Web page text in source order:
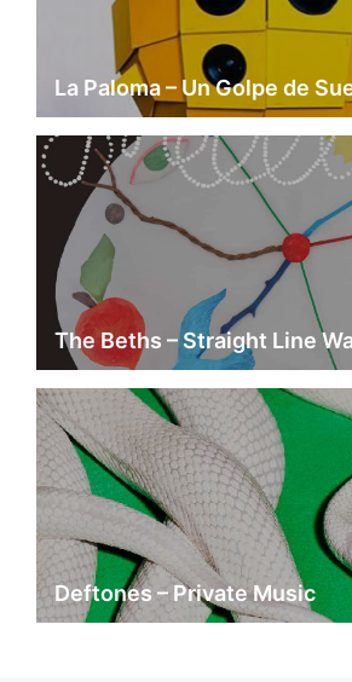
La Paloma – Un Golpe de
The Beths – Straight Line
Deftones – Private Music